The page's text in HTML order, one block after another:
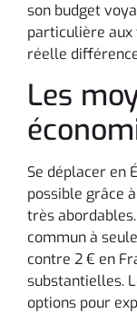
son budget
particulière
réelle
Les
Se déplacer en
possible grâce
très
commun à
contre 2 € en
substantielles.
options pour